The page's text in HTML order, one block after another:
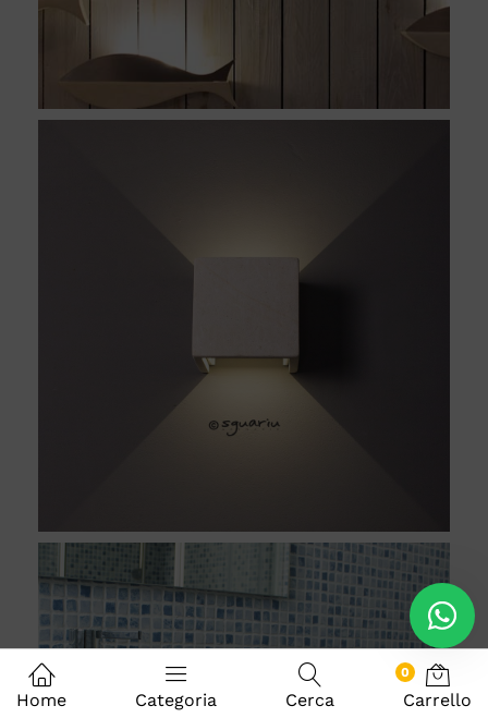
Home Categoria Cerca
0
Carrello